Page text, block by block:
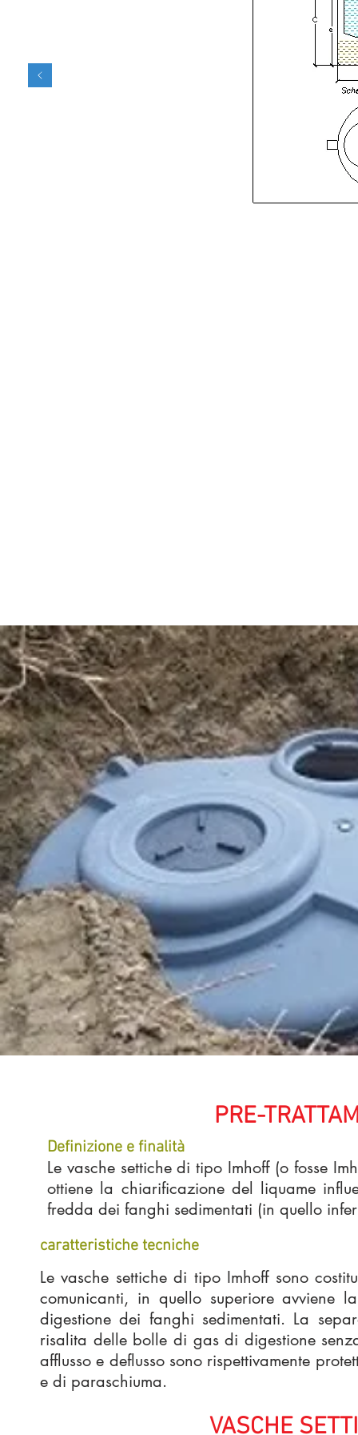
PRE-
Definizione e finalità
Le vasche settiche di tipo Imhoff (o fosse
ottiene la chiarificazione del liquame
fredda dei fanghi sedimentati (in quello
caratteristiche tecniche
Le vasche settiche di tipo Imhoff sono
comunicanti, in quello superiore avviene
digestione dei fanghi sedimentati. La
risalita delle bolle di gas di digestione
afflusso e deflusso sono rispettivamente
e di paraschiuma.
VASCHE